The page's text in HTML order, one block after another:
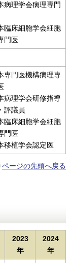
病理学会病理専門
臨床細胞学会細胞
門医
専門医機構病理専
病理学会研修指導
評議員
臨床細胞学会細胞
門医
移植学会認定医
ページの先頭へ戻る
2023
年
2024
年